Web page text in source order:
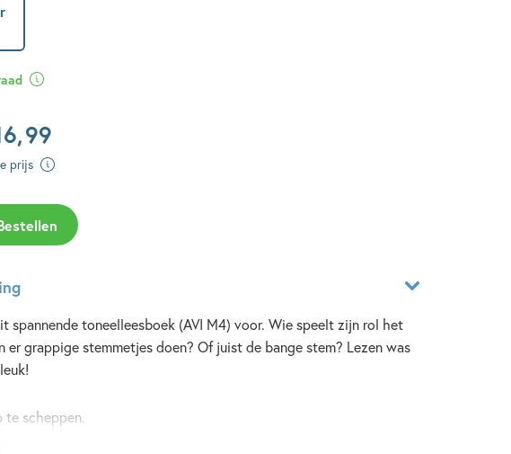
,99
prijs
spannende toneelleesboek (AVI M4) voor. Wie speelt zijn rol het
er grappige stemmetjes doen? Of juist de bange stem? Lezen was
scheppen.
voor de koning,’ zegt ze.